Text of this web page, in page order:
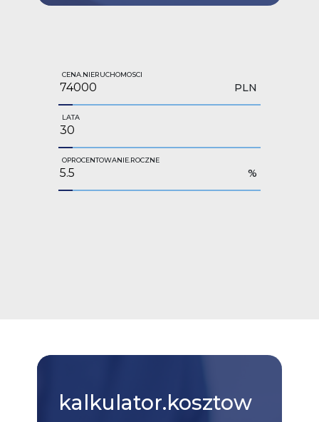
CENA.NIERUCHOMOSCI
PLN
LATA
OPROCENTOWANIE.ROCZNE
%
kalkulator.kosztow